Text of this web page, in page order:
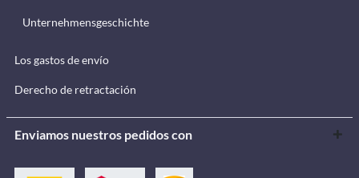
Unternehmensgeschichte
Los gastos de envío
Derecho de retractación
Enviamos nuestros pedidos con